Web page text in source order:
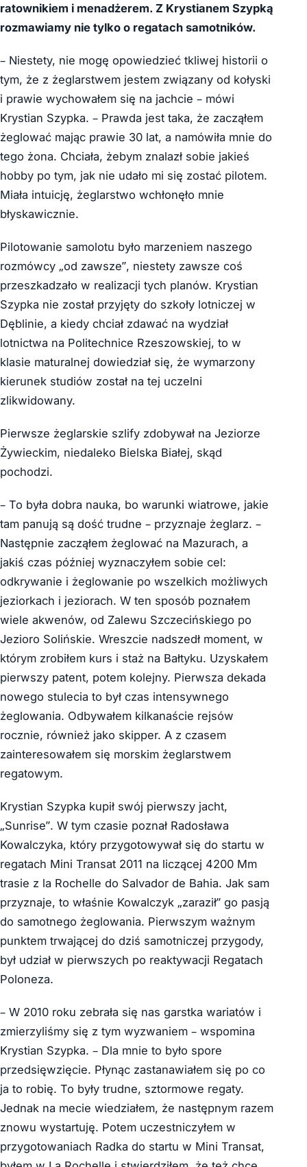
ratownikiem i menadżerem. Z Krystianem Szypką
rozmawiamy nie tylko o regatach samotników.
– Niestety, nie mogę opowiedzieć tkliwej historii o
tym, że z żeglarstwem jestem związany od kołyski
i prawie wychowałem się na jachcie – mówi
Krystian Szypka. – Prawda jest taka, że zacząłem
żeglować mając prawie 30 lat, a namówiła mnie do
tego żona. Chciała, żebym znalazł sobie jakieś
hobby po tym, jak nie udało mi się zostać pilotem.
Miała intuicję, żeglarstwo wchłonęło mnie
błyskawicznie.
Pilotowanie samolotu było marzeniem naszego
rozmówcy „od zawsze”, niestety zawsze coś
przeszkadzało w realizacji tych planów. Krystian
Szypka nie został przyjęty do szkoły lotniczej w
Dęblinie, a kiedy chciał zdawać na wydział
lotnictwa na Politechnice Rzeszowskiej, to w
klasie maturalnej dowiedział się, że wymarzony
kierunek studiów został na tej uczelni
zlikwidowany.
Pierwsze żeglarskie szlify zdobywał na Jeziorze
Żywieckim, niedaleko Bielska Białej, skąd
pochodzi.
– To była dobra nauka, bo warunki wiatrowe, jakie
tam panują są dość trudne – przyznaje żeglarz. –
Następnie zacząłem żeglować na Mazurach, a
jakiś czas później wyznaczyłem sobie cel:
odkrywanie i żeglowanie po wszelkich możliwych
jeziorkach i jeziorach. W ten sposób poznałem
wiele akwenów, od Zalewu Szczecińskiego po
Jezioro Solińskie. Wreszcie nadszedł moment, w
którym zrobiłem kurs i staż na Bałtyku. Uzyskałem
pierwszy patent, potem kolejny. Pierwsza dekada
nowego stulecia to był czas intensywnego
żeglowania. Odbywałem kilkanaście rejsów
rocznie, również jako skipper. A z czasem
zainteresowałem się morskim żeglarstwem
regatowym.
Krystian Szypka kupił swój pierwszy jacht,
„Sunrise”. W tym czasie poznał Radosława
Kowalczyka, który przygotowywał się do startu w
regatach Mini Transat 2011 na liczącej 4200 Mm
trasie z la Rochelle do Salvador de Bahia. Jak sam
przyznaje, to właśnie Kowalczyk „zaraził” go pasją
do samotnego żeglowania. Pierwszym ważnym
punktem trwającej do dziś samotniczej przygody,
był udział w pierwszych po reaktywacji Regatach
Poloneza.
– W 2010 roku zebrała się nas garstka wariatów i
zmierzyliśmy się z tym wyzwaniem – wspomina
Krystian Szypka. – Dla mnie to było spore
przedsięwzięcie. Płynąc zastanawiałem się po co
ja to robię. To były trudne, sztormowe regaty.
Jednak na mecie wiedziałem, że następnym razem
znowu wystartuję. Potem uczestniczyłem w
przygotowaniach Radka do startu w Mini Transat,